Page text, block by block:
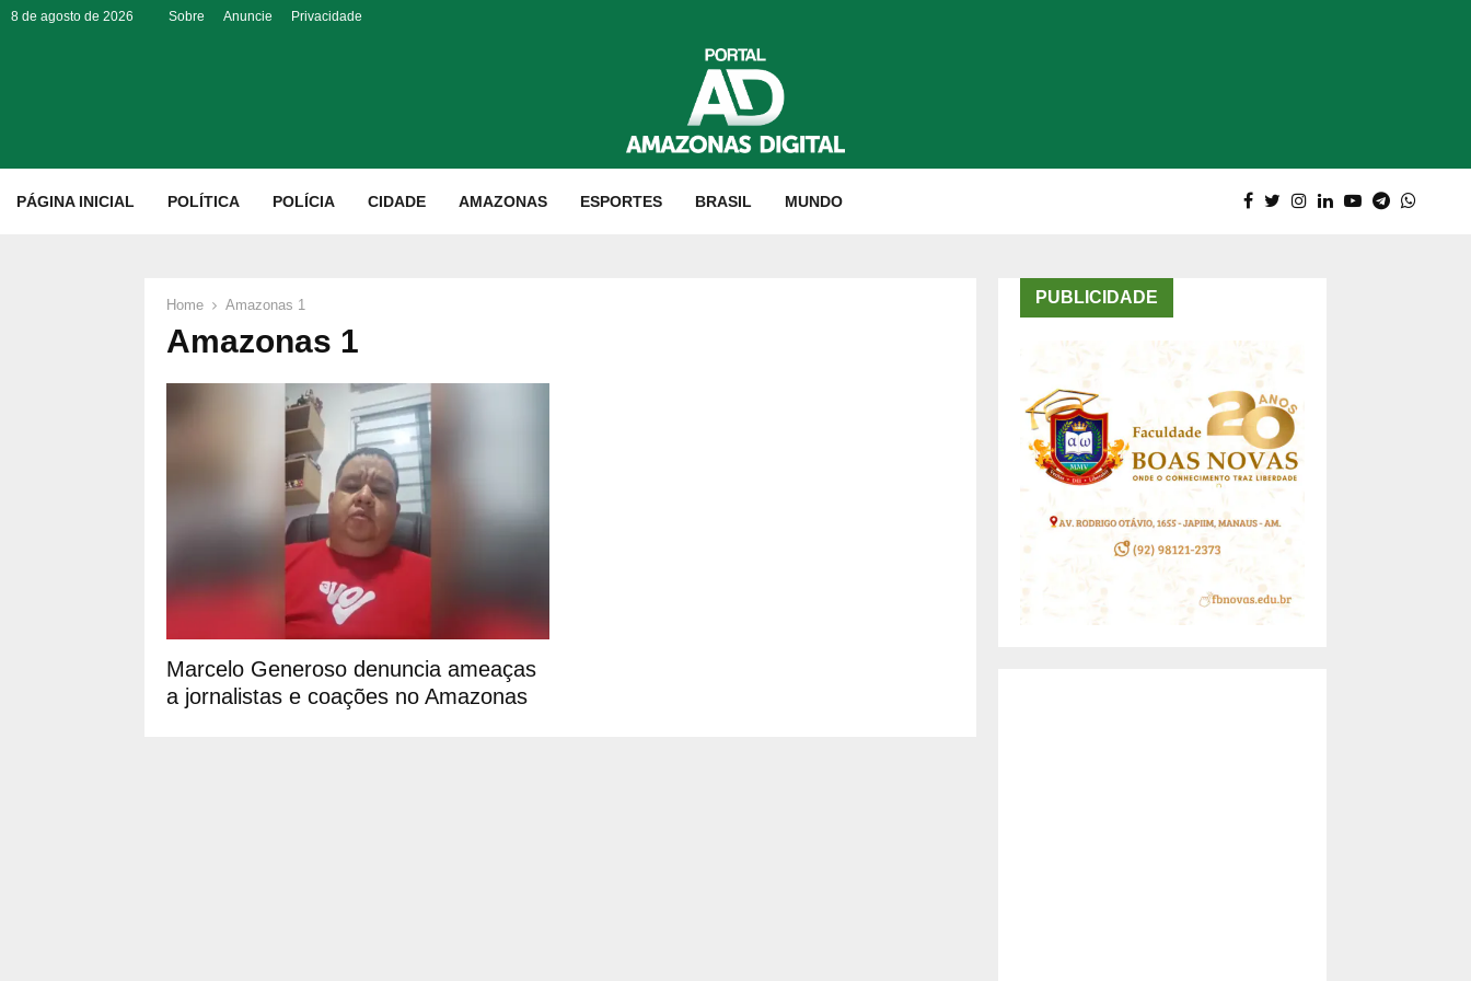
8 de agosto de 2026 Sobre Anuncie Privacidade
PÁGINA INICIAL POLÍTICA POLÍCIA CIDADE AMAZONAS ESPORTES BRASIL MUNDO
Home Amazonas 1
Amazonas 1
Marcelo Generoso denuncia ameaças
a jornalistas e coações no Amazonas
PUBLICIDADE